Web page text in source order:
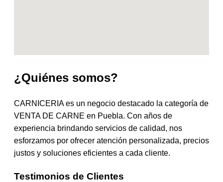
¿Quiénes somos?
CARNICERIA es un negocio destacado la categoría de
VENTA DE CARNE en Puebla. Con años de
experiencia brindando servicios de calidad, nos
esforzamos por ofrecer atención personalizada, precios
justos y soluciones eficientes a cada cliente.
Testimonios de Clientes